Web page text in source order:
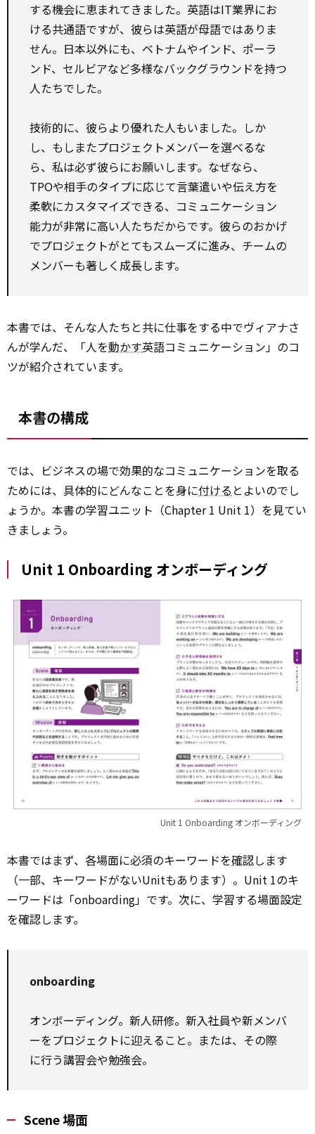
する機会に恵まれてきました。英語はIT業界にお
ける共通語ですが、彼らは英語が母語ではありま
せん。日本以外にも、ベトナムやインド、ポーラ
ンド、セルビアなど多様なバックグラウンドを持つ
人たちでした。
技術的に、彼らより優れた人もいました。しか
し、もしまたプロジェクトメンバーを選べるな
ら、私は必ず彼らにお願いします。なぜなら、
TPOや相手のタイプに応じて言葉遣いや伝え方を
柔軟にカスタマイズできる、コミュニケーション
能力が非常に高い人たちだからです。彼らのおかげ
でプロジェクトがとてもスムーズに進み、チームの
メンバーも著しく成長します。
本書では、そんな人たちと共に仕事をする中でヴィアナさ
んが学んだ、「人を動かす英語コミュニケーション」のコ
ツが紹介されています。
本書の構成
では、ビジネスの場で効果的なコミュニケーションを取る
ためには、具体的にどんなことを身に付ける とよいのでし
ょうか。本書の学習ユニット（Chapter 1 Unit 1）を見てい
きましょう。
Unit 1 Onboarding オンボーディング
Unit 1 Onboarding オンボーディング
本書ではまず、各場面に必須のキーワードを確認します
（一部、キーワードがないUnitもあります）。Unit 1のキ
ーワードは「onboarding」です。次に、学習する場面設定
を確認します。
onboarding
オンボーディング。新人研修。新入社員や新メンバ
ーをプロジェクトに迎えること。または、その際
に行う講習会や勉強会。
Scene 場面